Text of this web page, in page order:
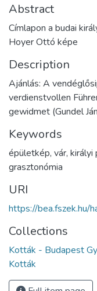
Abstract
Címlapon a budai
Hoyer Ottó képe
Description
Ajánlás: A
verdienstvollen
gewidmet (Gundel
Keywords
épületkép, vár, királyi
grasztonómia
URI
https://
Collections
Kották - Budapest
Kották